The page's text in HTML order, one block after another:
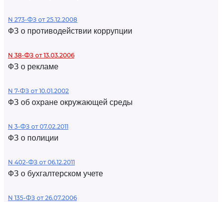
N 273-ФЗ от 25.12.2008
ФЗ о противодействии коррупции
N 38-ФЗ от 13.03.2006
ФЗ о рекламе
N 7-ФЗ от 10.01.2002
ФЗ об охране окружающей среды
N 3-ФЗ от 07.02.2011
ФЗ о полиции
N 402-ФЗ от 06.12.2011
ФЗ о бухгалтерском учете
N 135-ФЗ от 26.07.2006